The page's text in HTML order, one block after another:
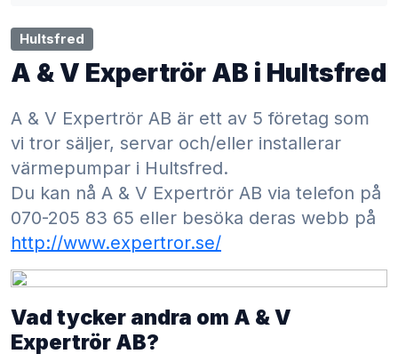
Hultsfred
A & V Expertrör AB i Hultsfred
A & V Expertrör AB är ett av 5 företag som
vi tror säljer, servar och/eller installerar
värmepumpar i Hultsfred.
Du kan nå A & V Expertrör AB via telefon på
070-205 83 65 eller besöka deras webb på
http://www.expertror.se/
Vad tycker andra om A & V
Expertrör AB?